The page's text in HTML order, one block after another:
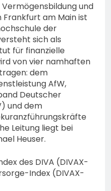
und
am Main ist
der
sich als
für finanzielle
von vier namhaften
dem
AfW,
Deutscher
und dem
Leitung liegt bei
Heuser.
des DIVA (DIVAX-
Index (DIVAX-